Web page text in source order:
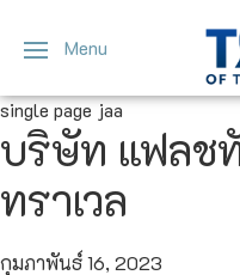
Menu
single page jaa
บริษัท แฟลช
ทราเวล
กุมภาพันธ์ 16, 2023
ญี่ปุ่นทัวร์ญี่ปุ่น
โตเกียว
โอซาก้า
เวียดนาม
ทัวร์เวียดนาม